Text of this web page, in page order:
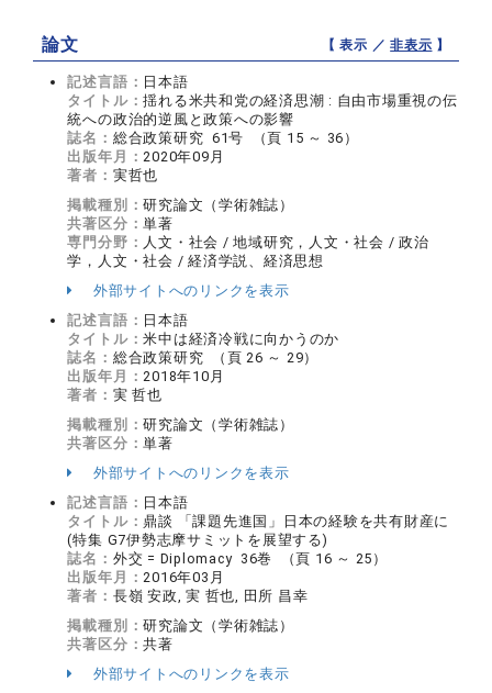
論文 【 表示 ／非表示 】
記述言語： 日本語
タイトル：揺れる米共和党の経済思潮 : 自由市場重視の伝
統への政治的逆風と政策への影響
誌名： 総合政策研究 61号 （頁 15 ～ 36）
出版年月：2020年09月
著者： 実哲也
掲載種別：研究論文（学術雑誌）
共著区分：単著
専門分野： 人文・社会 / 地域研究，人文・社会 / 政治
学，人文・社会 / 経済学説、経済思想
外部サイトへのリンクを表示
記述言語： 日本語
タイトル：米中は経済冷戦に向かうのか
誌名： 総合政策研究 （頁 26 ～ 29）
出版年月：2018年10月
著者： 実 哲也
掲載種別：研究論文（学術雑誌）
共著区分：単著
外部サイトへのリンクを表示
記述言語： 日本語
タイトル： 鼎談 「課題先進国」日本の経験を共有財産に
(特集 G7伊勢志摩サミットを展望する)
誌名： 外交 = Diplomacy 36巻 （頁 16 ～ 25）
出版年月：2016年03月
著者： 長嶺 安政, 実 哲也, 田所 昌幸
掲載種別：研究論文（学術雑誌）
共著区分：共著
外部サイトへのリンクを表示